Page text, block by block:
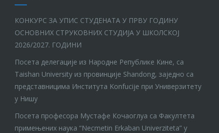
КОНКУРС ЗА УПИС СТУДЕНАТА У ПРВУ ГОДИНУ
ОСНОВНИХ СТРУКОВНИХ СТУДИЈА У ШКОЛСКОЈ
2026/2027. ГОДИНИ
Посета делегације из Народне Републике Кине, са
Taishan University из провинције Shandong, заједно са
представницима Института Konfucije при Универзитету
у Нишу
Посета професора Мустафе Кочаоглуа са Факултета
примењених наука “Necmetin Erkaban Univerziteta” у